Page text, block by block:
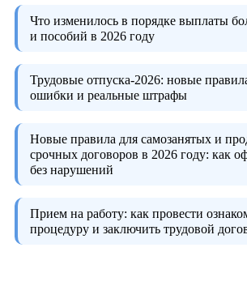
Что изменилось в порядке выплаты
и пособий в 2026 году
Трудовые отпуска-2026: новые
ошибки и реальные штрафы
Новые правила для самозанятых и
срочных договоров в 2026 году: как
без нарушений
Прием на работу: как провести
процедуру и заключить трудовой